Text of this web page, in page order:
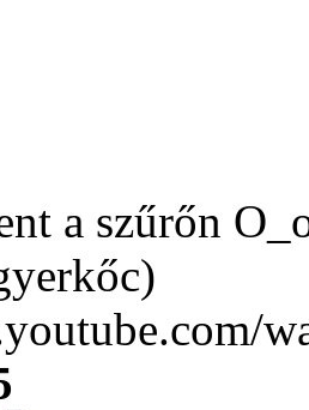
a szűrőn